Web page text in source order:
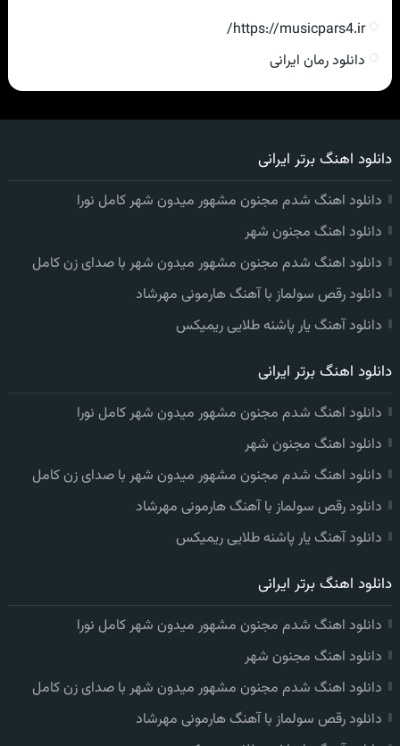
https://musicpars4.ir/
دانلود رمان ایرانی
دانلود اهنگ برتر ایرانی
دانلود اهنگ شدم مجنون مشهور میدون شهر کامل نورا
دانلود اهنگ مجنون شهر
دانلود اهنگ شدم مجنون مشهور میدون شهر با صدای زن کامل
دانلود رقص سولماز با آهنگ هارمونی مهرشاد
دانلود آهنگ یار پاشنه طلایی ریمیکس
دانلود اهنگ برتر ایرانی
دانلود اهنگ شدم مجنون مشهور میدون شهر کامل نورا
دانلود اهنگ مجنون شهر
دانلود اهنگ شدم مجنون مشهور میدون شهر با صدای زن کامل
دانلود رقص سولماز با آهنگ هارمونی مهرشاد
دانلود آهنگ یار پاشنه طلایی ریمیکس
دانلود اهنگ برتر ایرانی
دانلود اهنگ شدم مجنون مشهور میدون شهر کامل نورا
دانلود اهنگ مجنون شهر
دانلود اهنگ شدم مجنون مشهور میدون شهر با صدای زن کامل
دانلود رقص سولماز با آهنگ هارمونی مهرشاد